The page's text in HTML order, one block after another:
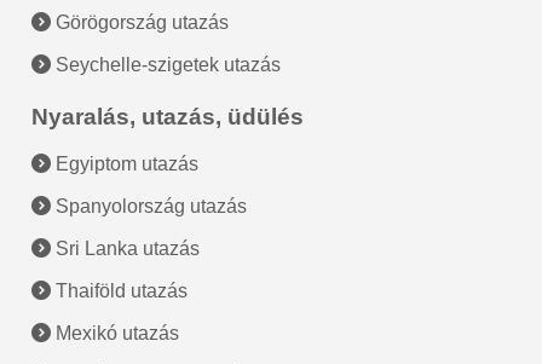
Görögország utazás
Seychelle-szigetek utazás
Nyaralás, utazás, üdülés
Egyiptom utazás
Spanyolország utazás
Sri Lanka utazás
Thaiföld utazás
Mexikó utazás